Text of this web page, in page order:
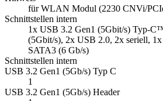
für WLAN Modul (2230 CNVi/
Schnittstellen intern
1x USB 3.2 Gen1 (5Gbit/s) Typ-
(5Gbit/s), 2x USB 2.0, 2x seriell,
SATA3 (6 Gb/s)
Schnittstellen intern
USB 3.2 Gen1 (5Gb/s) Typ C
1
USB 3.2 Gen1 (5Gb/s) Header